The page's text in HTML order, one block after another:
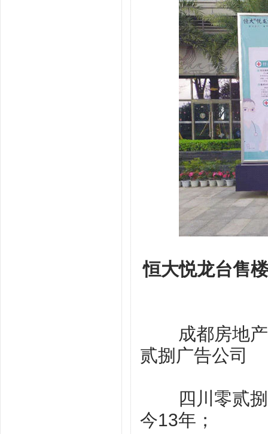
恒大悦龙台售
成都房地产
贰捌广告公司
四川零贰捌
今13年；